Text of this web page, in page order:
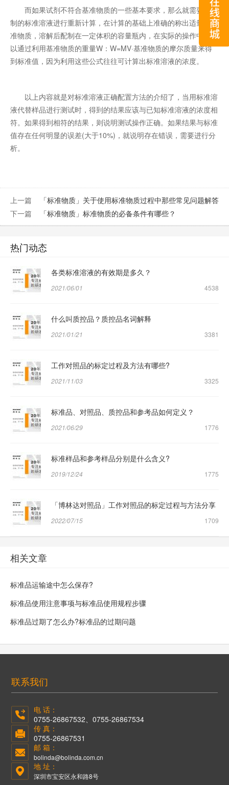
而如果试剂不符合基准物质的一些基本要求，那么就需要对配
制的标准溶液进行重新计算，在计算的基础上准确的称出适量的基
准物质，溶解后配制在一定体积的容量瓶内，在实际的操作中，可
以通过利用基准物质的重量W：W=ΜV·基准物质的摩尔质量来得
到标准值，因为利用这些公式往往可计算出标准溶液的浓度。
以上内容就是对标准溶液正确配置方法的介绍了，当用标准溶
液代替样品进行测试时，得到的结果应该与已知标准溶液的浓度相
符。如果得到相符的结果，则说明测试操作正确。如果结果与标准
值存在任何明显的误差(大于10%)，就说明存在错误，需要进行分
析。
上一篇
「标准物质」关于使用标准物质过程中那些常见问题解答
下一篇
「标准物质」标准物质的必备条件有哪些？
热门动态
各类标准溶液的有效期是多久？
2021/06/01 4538
什么叫质控品？质控品名词解释
2021/01/21 3381
工作对照品的标定过程及方法有哪些?
2021/11/03 3325
标准品、对照品、质控品和参考品如何定义？
2021/06/29 1776
标准样品和参考样品分别是什么含义?
2019/12/24 1775
「博林达对照品」工作对照品的标定过程与方法分享
2022/07/15 1709
相关文章
标准品运输途中怎么保存?
标准品使用注意事项与标准品使用规程步骤
标准品过期了怎么办?标准品的过期问题
联系我们
电 话：
0755-26867532、0755-26867534
传 真：
0755-26867531
邮 箱：
bolinda@bolinda.com.cn
地 址：
深圳市宝安区永和路8号